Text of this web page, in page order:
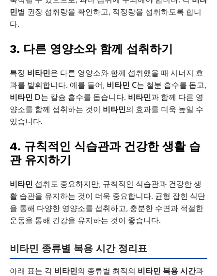
민별 권장 섭취량을 확인하고, 적정량을 섭취하도록 합니
다.
3. 다른 영양소와 함께 섭취하기
특정 비타민은 다른 영양소와 함께 섭취했을 때 시너지 효
과를 발휘합니다. 예를 들어, 비타민 C는 철분 흡수를 돕고,
비타민 D는 칼슘 흡수를 돕습니다. 비타민과 함께 다른 영
양소를 함께 섭취하는 것이 비타민의 효과를 더욱 높일 수
있습니다.
4. 규칙적인 식습관과 건강한 생활 습
관 유지하기
비타민 섭취도 중요하지만, 규칙적인 식습관과 건강한 생
활 습관을 유지하는 것이 더욱 중요합니다. 균형 잡힌 식단
을 통해 다양한 영양소를 섭취하고, 충분한 수면과 적절한
운동을 통해 건강을 유지하는 것이 좋습니다.
비타민 종류별 복용 시간 정리표
아래 표는 각 비타민의 종류별 최적의 비타민 복용 시간과